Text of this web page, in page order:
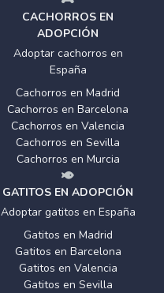
CACHORROS EN
ADOPCIÓN
Adoptar cachorros en
España
Cachorros en Madrid
Cachorros en Barcelona
Cachorros en Valencia
Cachorros en Sevilla
Cachorros en Murcia
GATITOS EN ADOPCIÓN
Adoptar gatitos en España
Gatitos en Madrid
Gatitos en Barcelona
Gatitos en Valencia
Gatitos en Sevilla